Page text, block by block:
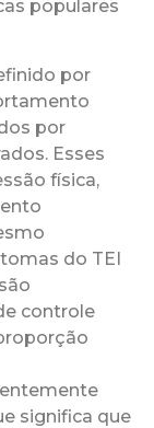
populares
por
por
Esses
física,
do TEI
controle
significa que